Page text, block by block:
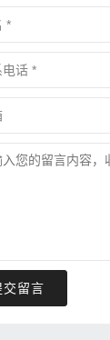
交留言